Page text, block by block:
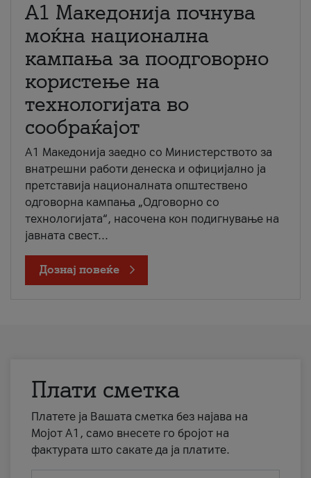
A1 Македонија почнува
моќна национална
кампања за поодговорно
користење на
технологијата во
сообраќајот
A1 Македонија заедно со Министерството за
внатрешни работи денеска и официјално ја
претставија националната општествено
одговорна кампања „Одговорно со
технологијата“, насочена кон подигнување на
јавната свест...
Дознај повеќе
Плати сметка
Платете ја Вашата сметка без најава на
Мојот А1, само внесете го бројот на
фактурата што сакате да ја платите.